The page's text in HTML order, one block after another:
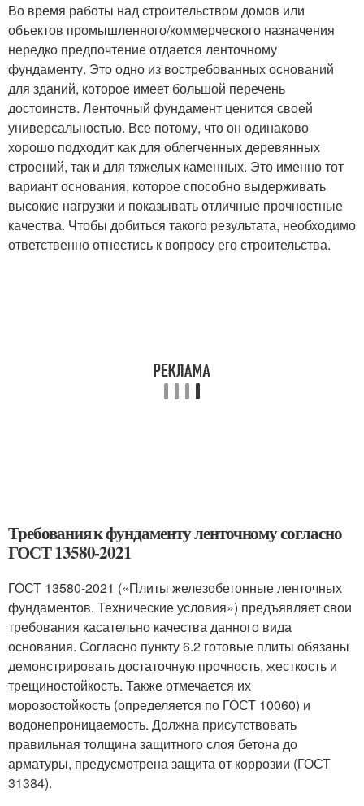
Во время работы над строительством домов или
объектов промышленного/коммерческого назначения
нередко предпочтение отдается ленточному
фундаменту. Это одно из востребованных оснований
для зданий, которое имеет большой перечень
достоинств. Ленточный фундамент ценится своей
универсальностью. Все потому, что он одинаково
хорошо подходит как для облегченных деревянных
строений, так и для тяжелых каменных. Это именно тот
вариант основания, которое способно выдерживать
высокие нагрузки и показывать отличные прочностные
качества. Чтобы добиться такого результата, необходимо
ответственно отнестись к вопросу его строительства.
Требования к фундаменту ленточному согласно
ГОСТ 13580-2021
ГОСТ 13580-2021 («Плиты железобетонные ленточных
фундаментов. Технические условия») предъявляет свои
требования касательно качества данного вида
основания. Согласно пункту 6.2 готовые плиты обязаны
демонстрировать достаточную прочность, жесткость и
трещиностойкость. Также отмечается их
морозостойкость (определяется по ГОСТ 10060) и
водонепроницаемость. Должна присутствовать
правильная толщина защитного слоя бетона до
арматуры, предусмотрена защита от коррозии (ГОСТ
31384).